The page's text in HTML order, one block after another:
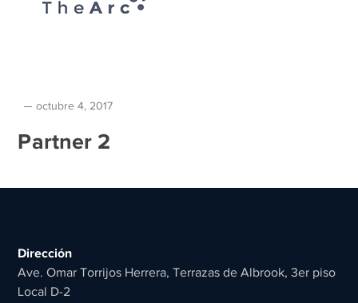
octubre 4, 2017
Partner 2
Dirección
Ave. Omar Torrijos Herrera, Terrazas de Albrook, 3er piso
Local D-2